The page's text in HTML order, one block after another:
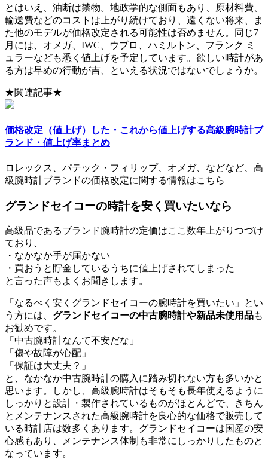
とはいえ、油断は禁物。地政学的な側面もあり、原材料費、
輸送費などのコストは上がり続けており、遠くない将来、ま
た他のモデルが価格改定される可能性は否めません。同じ7
月には、オメガ、IWC、ウブロ、ハミルトン、フランク ミ
ュラーなども悉く値上げを予定しています。欲しい時計があ
る方は早めの行動が吉、といえる状況ではないでしょうか。
★関連記事★
価格改定（値上げ）した・これから値上げする高級腕時計ブ
ランド・値上げ率まとめ
ロレックス、パテック・フィリップ、オメガ、などなど、高
級腕時計ブランドの価格改定に関する情報はこちら
グランドセイコーの時計を安く買いたいなら
高級品であるブランド腕時計の定価はここ数年上がりつづけ
ており、
・なかなか手が届かない
・買おうと貯金しているうちに値上げされてしまった
と言った声もよくお聞きします。
「なるべく安くグランドセイコーの腕時計を買いたい」とい
う方には、 グランドセイコーの中古腕時計や新品未使用品も
お勧めです。
「中古腕時計なんて不安だな」
「傷や故障が心配」
「保証は大丈夫？」
と、なかなか中古腕時計の購入に踏み切れない方も多いかと
思います。しかし、高級腕時計はそもそも長年使えるように
しっかりと設計・製作されているものがほとんどで、きちん
とメンテナンスされた高級腕時計を良心的な価格で販売して
いる時計店は数多くあります。グランドセイコーは国産の安
心感もあり、メンテナンス体制も非常にしっかりしたものと
なっています。